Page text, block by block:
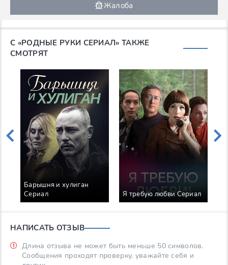
Жалоба
С «РОДНЫЕ РУКИ СЕРИАЛ» ТАКЖЕ
СМОТРЯТ
Барышня и хулиган
Сериал
Я требую любви Сериал
НАПИСАТЬ ОТЗЫВ
Длина отзыва не может быть меньше 50 символов.
Сообщения проходят проверку, уважайте себя и